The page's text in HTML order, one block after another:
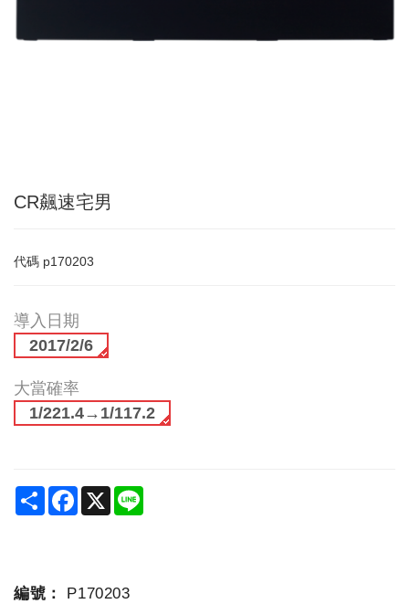
CR飆速宅男
代碼 p170203
導入日期
2017/2/6
大當確率
1/221.4→1/117.2
ShareFacebook
X
編號：
P170203